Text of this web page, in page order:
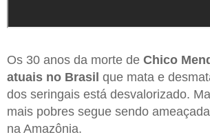
Os 30 anos da morte de Chico
atuais no Brasil que mata e
dos seringais está desvalorizado.
mais pobres segue sendo
na Amazônia.